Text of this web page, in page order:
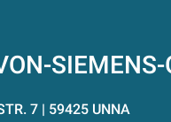
7 | 59425 UNNA